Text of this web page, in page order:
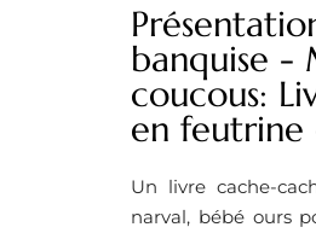
banquise -
coucous:
en feutrine
Un livre cache-
narval, bébé ours